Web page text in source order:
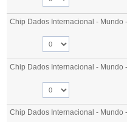
Chip Dados Internacional - Mundo
Chip Dados Internacional - Mundo
Chip Dados Internacional - Mundo